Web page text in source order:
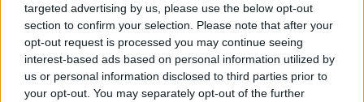
targeted advertising by us, please use the below opt-out
section to confirm your selection. Please note that after your
opt-out request is processed you may continue seeing
interest-based ads based on personal information utilized by
us or personal information disclosed to third parties prior to
your opt-out. You may separately opt-out of the further